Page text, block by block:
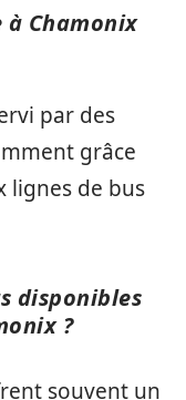
à Chamonix
par des
grâce
lignes de bus
disponibles
?
souvent un